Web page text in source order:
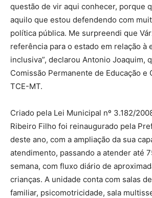
questão de vir aqui conhecer, porque
aquilo que estou defendendo com
política pública. Me surpreendi que
referência para o estado em relação à
inclusiva”, declarou Antonio Joaquim,
Comissão Permanente de Educação e
TCE-MT.
Criado pela Lei Municipal nº 3.182/
Ribeiro Filho foi reinaugurado pela
deste ano, com a ampliação da sua
atendimento, passando a atender até
semana, com fluxo diário de
crianças. A unidade conta com salas
familiar, psicomotricidade, sala